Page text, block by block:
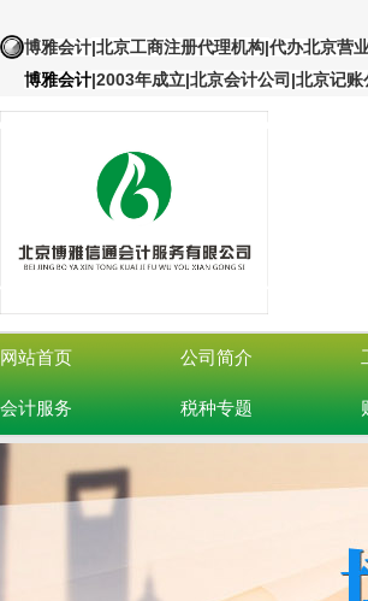
博雅会计|北京工商注册代理机构|代办北京营
博雅会计|2003年成立|北京会计公司|北京记账
网站首页 公司简介
会计服务 税种专题